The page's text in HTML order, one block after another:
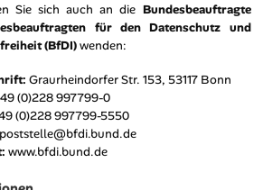
Sie sich auch an die Bundesbeauftragte
für den Datenschutz und
(BfDI)wenden:
Graurheindorfer Str. 153, 53117 Bonn
(0)228 997799-0
(0)228 997799-5550
poststelle@bfdi.bund.de
www.bfdi.bund.de